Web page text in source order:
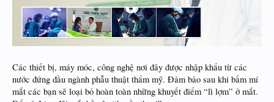
Các thiết bị, máy móc, công nghệ nơi đây được nhập khẩu từ các
nước đứng đầu ngành phẫu thuật thẩm mỹ. Đảm bảo sau khi bấm mí
mắt các bạn sẽ loại bỏ hoàn toàn những khuyết điểm “lì lợm” ở mắt.